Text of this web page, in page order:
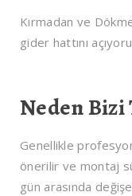
Kırmadan ve
gider hattını
Neden
Genellikle
önerilir ve montaj
gün arasında